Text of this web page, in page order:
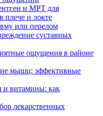
и МРТ для
плече и локте
или перелом
суставных
ощущения в районе
мышц: эффективные
и витамины: как
лекарственных